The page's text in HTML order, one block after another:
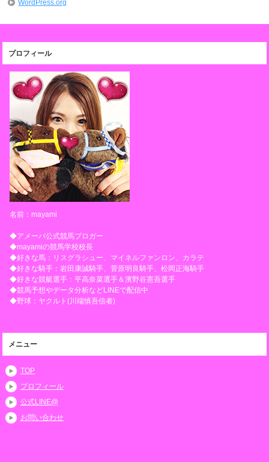
WordPress.org
プロフィール
名前：mayami
◆アメーバ公式競馬ブロガー
◆mayamiの競馬学校校長
◆好きな馬：リスグラシュー、マイネルファンロン、カラテ
◆好きな騎手：岩田康誠騎手、菅原明良騎手、松岡正海騎手
◆好きな競艇選手：平高奈菜選手＆濱野谷憲吾選手
◆競馬予想やデータ分析などLINEで配信中
◆野球：ヤクルト(川端慎吾信者)
メニュー
TOP
プロフィール
公式LINE@
お問い合わせ